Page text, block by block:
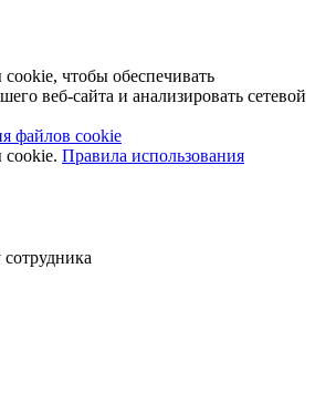
чтобы обеспечивать
веб-сайта и анализировать сетевой
файлов cookie
Правила использования